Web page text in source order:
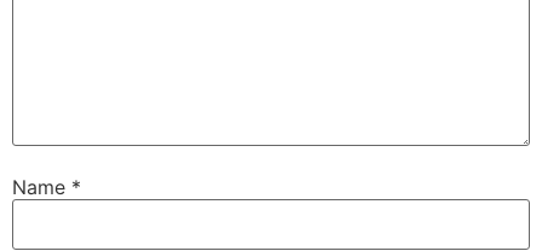
Name *